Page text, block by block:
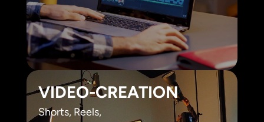
VIDEO-CREATION
Shorts, Reels,